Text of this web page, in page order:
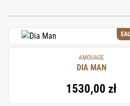
AMOUAGE
DIA MAN
1530,00 zł